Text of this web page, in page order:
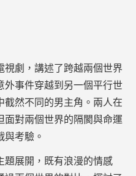
視劇，講述了跨越兩個世界
外事件穿越到另一個平行世
截然不同的男主角。兩人在
面對兩個世界的隔閡與命運
與考驗。
題展開，既有浪漫的情感